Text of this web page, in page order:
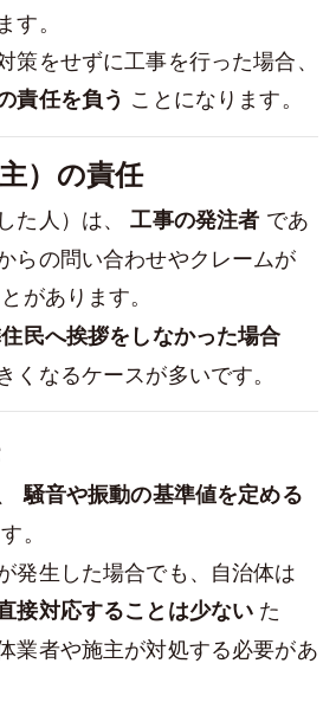
す。
策をせずに工事を行った場合、
責任を負う ことになります。
）の責任
た人）は、工事の発注者 であ
らの問い合わせやクレームが
があります。
民へ挨拶をしなかった場合
くなるケースが多いです。
騒音や振動の基準値を定める
。
発生した場合でも、自治体は
接対応することは少ない た
業者や施主が対処する必要があ